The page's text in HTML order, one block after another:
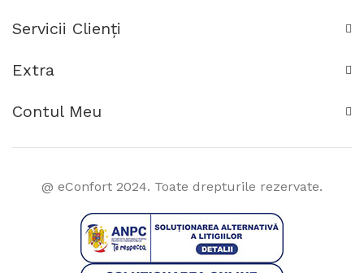
Servicii Clienţi
Extra
Contul Meu
@ eConfort 2024. Toate drepturile rezervate.